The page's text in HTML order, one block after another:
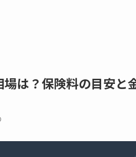
は？保険料の目安と